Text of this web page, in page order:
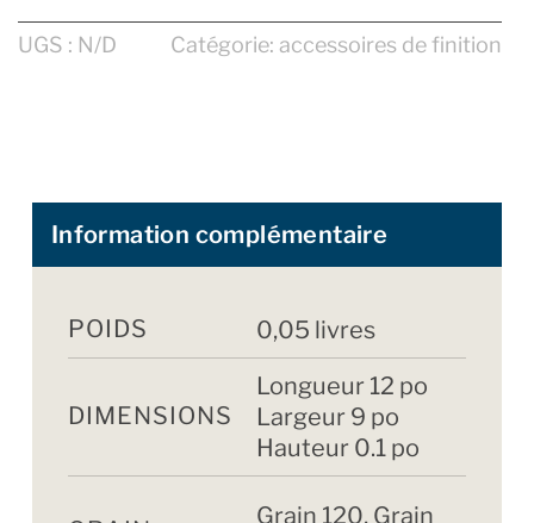
UGS : N/D Catégorie: accessoires de finition
Information complémentaire
POIDS 0,05 livres
DIMENSIONS
Longueur 12 po
Largeur 9 po
Hauteur 0.1 po
Grain 120, Grain